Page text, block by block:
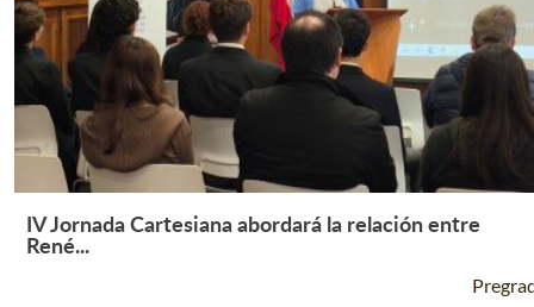
Leer Más +
IV Jornada Cartesiana abordará la relación entre
René...